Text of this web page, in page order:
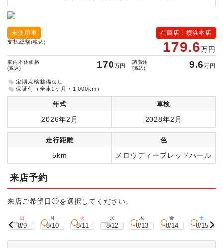
在庫店：横浜本店
未使用車
支払総額(税込) 179.6万円
車両本体価格
(税込) 170万円
諸費用
(税込) 9.6万円
定期点検整備なし
保証付（全車1ヶ月・1,000km）
年式 車検
2026年2月 2028年2月
走行距離 色
5km メロウディープレッドパール
来店予約
来店ご希望日◯を選択してください。
日
8/9
月
8/10
火
8/11
水
8/12
木
8/13
金
8/14
土
8/15